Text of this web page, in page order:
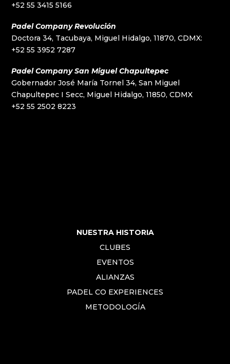
+52 55 3415 5166
Padel Company Revolución
Doctora 34, Tacubaya, Miguel Hidalgo, 11870, CDMX:
+52 55 3952 7287
Padel Company San Miguel Chapultepec
Gobernador José María Tornel 34, San Miguel
Chapultepec I Secc, Miguel Hidalgo, 11850, CDMX
+52 55 2502 8223
NUESTRA HISTORIA
CLUBES
EVENTOS
ALIANZAS
PADEL CO EXPERIENCES
METODOLOGÍA